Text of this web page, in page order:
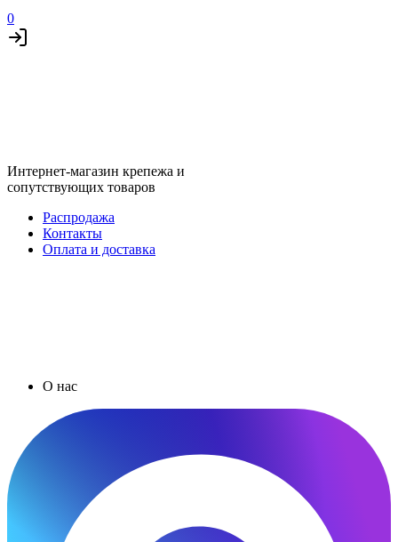
0
Интернет-магазин крепежа и
сопутствующих товаров
Распродажа
Контакты
Оплата и доставка
О нас